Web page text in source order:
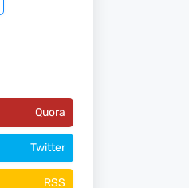
Quora
Twitter
RSS